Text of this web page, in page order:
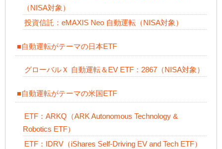
（NISA対象）
投資信託：eMAXIS Neo 自動運転（NISA対象）
■自動運転がテーマの日本ETF
グローバルＸ 自動運転＆EV ETF：2867（NISA対象）
■自動運転がテーマの米国ETF
ETF：ARKQ（ARK Autonomous Technology &
Robotics ETF）
ETF：IDRV（iShares Self-Driving EV and Tech ETF）